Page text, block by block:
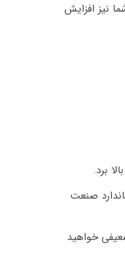
نیز افزایش
برد.
صنعت
خواهید